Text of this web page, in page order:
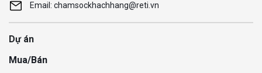
Email: chamsockhachhang@reti.vn
Dự án
Mua/Bán